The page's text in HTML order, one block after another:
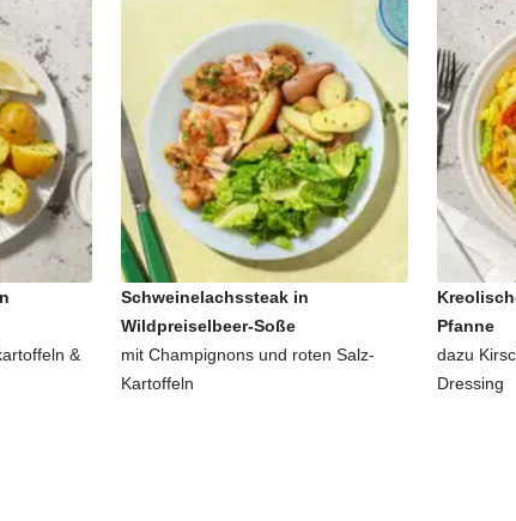
&
Schweinelachssteak in
Wildpreiselbeer-Soße
mit Champignons und roten Salz-
Kartoffeln
Pfanne
dazu
Dressing